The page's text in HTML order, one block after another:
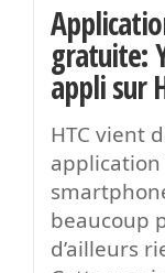
gratuite:
appli sur
HTC vient
application
beaucoup
d’ailleurs